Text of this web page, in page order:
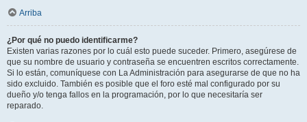
Arriba
¿Por qué no puedo identificarme?
Existen varias razones por lo cuál esto puede suceder. Primero, asegúrese de
que su nombre de usuario y contraseña se encuentren escritos correctamente.
Si lo están, comuníquese con La Administración para asegurarse de que no ha
sido excluido. También es posible que el foro esté mal configurado por su
dueño y/o tenga fallos en la programación, por lo que necesitaría ser
reparado.